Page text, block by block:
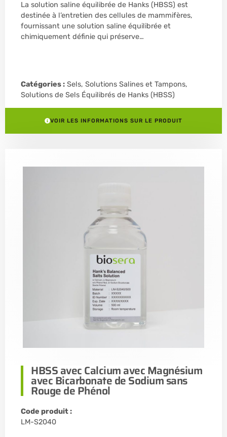
La solution saline équilibrée de Hanks (HBSS) est
destinée à l’entretien des cellules de mammifères,
fournissant une solution saline équilibrée et
chimiquement définie qui préserve…
Catégories : Sels, Solutions Salines et Tampons,
Solutions de Sels Équilibrés de Hanks (HBSS)
VOIR LES INFORMATIONS SUR LE PRODUIT
HBSS avec Calcium avec Magnésium
avec Bicarbonate de Sodium sans
Rouge de Phénol
Code produit :
LM-S2040